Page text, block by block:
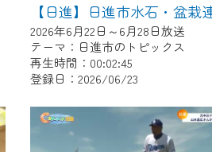
【日進】日進市水石・盆栽
2026年6月22日～6月28日放送
テーマ：日進市のトピックス
再生時間：00:02:45
登録日：2026/06/23